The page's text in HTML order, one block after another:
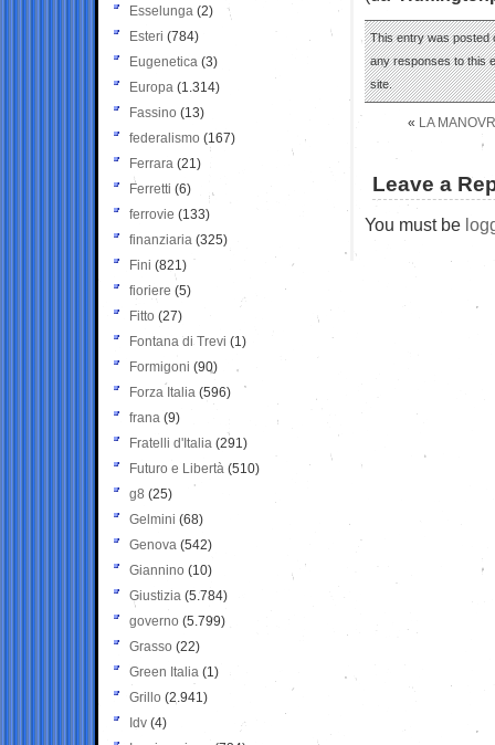
This entry was posted
any responses to this
site.
« LA
Leave a
You must be
Esselunga (2)
Esteri (784)
Eugenetica (3)
Europa (1.314)
Fassino (13)
federalismo (167)
Ferrara (21)
Ferretti (6)
ferrovie (133)
finanziaria (325)
Fini (821)
fioriere (5)
Fitto (27)
Fontana di Trevi (1)
Formigoni (90)
Forza Italia (596)
frana (9)
Fratelli d'Italia (291)
Futuro e Libertà (510)
g8 (25)
Gelmini (68)
Genova (542)
Giannino (10)
Giustizia (5.784)
governo (5.799)
Grasso (22)
Green Italia (1)
Grillo (2.941)
Idv (4)